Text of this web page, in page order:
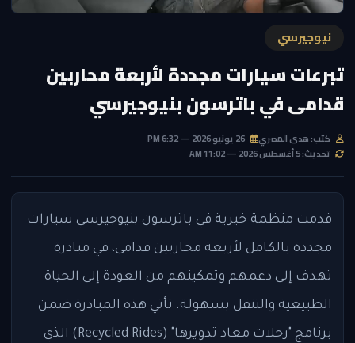
نيوجيرسي
تبرعات سيارات مجددة لأربعة محاربين
قدامى في باترسون بنيوجيرسي
كتب: هدى المصري
تحديث: 5 أغسطس 2026 — 11:02 AM
قدمت منظمة خيرية في باترسون بنيوجيرسي سيارات
مجددة بالكامل لأربعة محاربين قدامى، في مبادرة
تهدف إلى دعمهم وتمكينهم من العودة إلى الحياة
الطبيعية والتنقل بسهولة. تأتي هذه المبادرة ضمن
برنامج "رحلات معاد تدويرها" (Recycled Rides) الذي